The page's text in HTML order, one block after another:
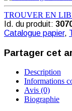
TROUVER EN
Id. du produit:
Catalogue papier,
Partager cet
Description
Informations
Avis (0)
Biographie